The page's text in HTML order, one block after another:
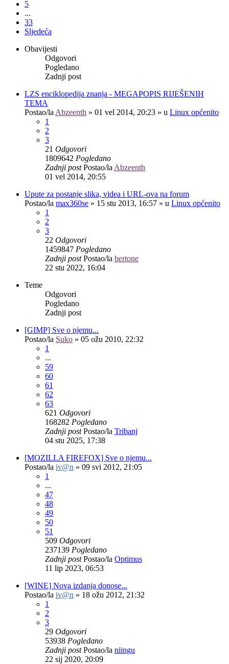
5
...
33
Sljedeća
Obavijesti
Odgovori
Pogledano
Zadnji post
LZS enciklopedija znanja - MEGAPOPIS RIJEŠENIH
TEMA
Postao/la Abzeenth » 01 vel 2014, 20:23 » u Linux općenito
1
2
3
21 Odgovori
1809642 Pogledano
Zadnji postPostao/la Abzeenth
01 vel 2014, 20:55
Upute za postanje slika, videa i URL-ova na forum
Postao/la max360se » 15 stu 2013, 16:57 » u Linux općenito
1
2
3
22 Odgovori
1459847 Pogledano
Zadnji postPostao/la bertone
22 stu 2022, 16:04
Teme
Odgovori
Pogledano
Zadnji post
[GIMP] Sve o njemu...
Postao/la Suko » 05 ožu 2010, 22:32
1
...
59
60
61
62
63
621 Odgovori
168282 Pogledano
Zadnji postPostao/la Tribanj
04 stu 2025, 17:38
[MOZILLA FIREFOX] Sve o njemu...
Postao/la iv@n » 09 svi 2012, 21:05
1
...
47
48
49
50
51
509 Odgovori
237139 Pogledano
Zadnji postPostao/la Optimus
11 lip 2023, 06:53
[WINE] Nova izdanja donose...
Postao/la iv@n » 18 ožu 2012, 21:32
1
2
3
29 Odgovori
53938 Pogledano
Zadnji postPostao/la niingu
22 sij 2020, 20:09